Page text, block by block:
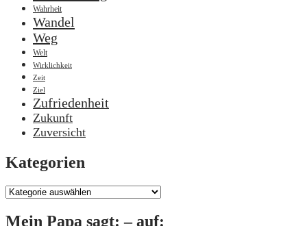
Wahrheit
Wandel
Weg
Welt
Wirklichkeit
Zeit
Ziel
Zufriedenheit
Zukunft
Zuversicht
Kategorien
Kategorien
Mein Papa sagt: – auf: